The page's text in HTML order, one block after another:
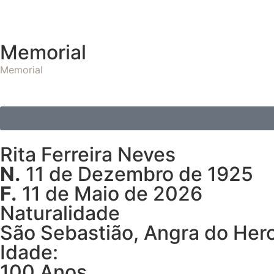
Memorial
Memorial
Rita Ferreira Neves
N. 11 de Dezembro de 1925
F. 11 de Maio de 2026
Naturalidade
São Sebastião, Angra do
Idade: